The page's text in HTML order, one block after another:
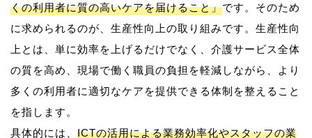
くの利用者に質の高いケアを届けること」です。そのため
に求められるのが、生産性向上の取り組みです。生産性向
上とは、単に効率を上げるだけでなく、介護サービス全体
の質を高め、現場で働く職員の負担を軽減しながら、より
多くの利用者に適切なケアを提供できる体制を整えること
を指します。
具体的には、 ICTの活用による業務効率化やスタッフの業